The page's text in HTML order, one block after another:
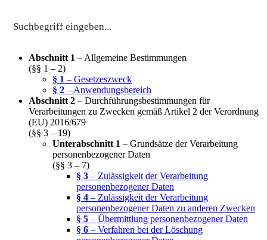
Abschnitt 1 – Allgemeine Bestimmungen
(§§ 1 – 2)
§ 1 – Gesetzeszweck
§ 2 – Anwendungsbereich
Abschnitt 2 – Durchführungsbestimmungen für
Verarbeitungen zu Zwecken gemäß Artikel 2 der Verordnung
(EU) 2016/679
(§§ 3 – 19)
Unterabschnitt 1 – Grundsätze der Verarbeitung
personenbezogener Daten
(§§ 3 – 7)
§ 3 – Zulässigkeit der Verarbeitung
personenbezogener Daten
§ 4 – Zulässigkeit der Verarbeitung
personenbezogener Daten zu anderen Zwecken
§ 5 – Übermittlung personenbezogener Daten
§ 6 – Verfahren bei der Löschung